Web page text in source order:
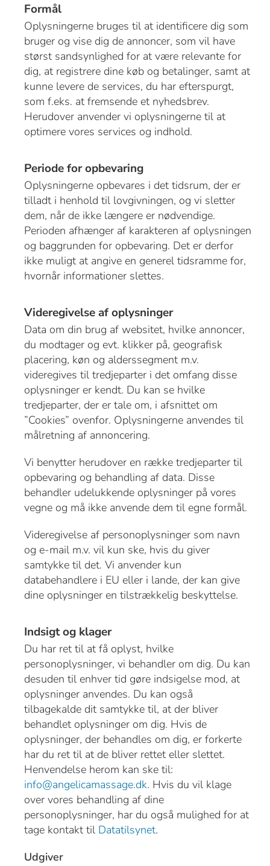
Formål
Oplysningerne bruges til at identificere dig som
bruger og vise dig de annoncer, som vil have
størst sandsynlighed for at være relevante for
dig, at registrere dine køb og betalinger, samt at
kunne levere de services, du har efterspurgt,
som f.eks. at fremsende et nyhedsbrev.
Herudover anvender vi oplysningerne til at
optimere vores services og indhold.
Periode foropbevaring
Oplysningerne opbevares i det tidsrum, der er
tilladt i henhold til lovgivningen, og vi sletter
dem, når de ikke længere er nødvendige.
Perioden afhænger af karakteren af oplysningen
og baggrunden for opbevaring. Det er derfor
ikke muligt at angive en generel tidsramme for,
hvornår informationer slettes.
Videregivelse af oplysninger
Data om din brug af websitet, hvilke annoncer,
du modtager og evt. klikker på, geografisk
placering, køn og alderssegment m.v.
videregives til tredjeparter i det omfang disse
oplysninger er kendt. Du kan se hvilke
tredjeparter, der er tale om, i afsnittet om
”Cookies” ovenfor. Oplysningerne anvendes til
målretning af annoncering.
Vi benytter herudover en række tredjeparter til
opbevaring og behandling af data. Disse
behandler udelukkende oplysninger på vores
vegne og må ikke anvende dem til egne formål.
Videregivelse af personoplysninger som navn
og e-mail m.v. vil kun ske, hvis du giver
samtykke til det. Vi anvender kun
databehandlere i EU eller i lande, der kan give
dine oplysninger en tilstrækkelig beskyttelse.
Indsigt og klager
Du har ret til at få oplyst, hvilke
personoplysninger, vi behandler om dig. Du kan
desuden til enhver tid gøre indsigelse mod, at
oplysninger anvendes. Du kan også
tilbagekalde dit samtykke til, at der bliver
behandlet oplysninger om dig. Hvis de
oplysninger, der behandles om dig, er forkerte
har du ret til at de bliver rettet eller slettet.
Henvendelse herom kan ske til:
info@angelicamassage.dk. Hvis du vil klage
over vores behandling af dine
personoplysninger, har du også mulighed for at
tage kontakt til Datatilsynet.
Udgiver